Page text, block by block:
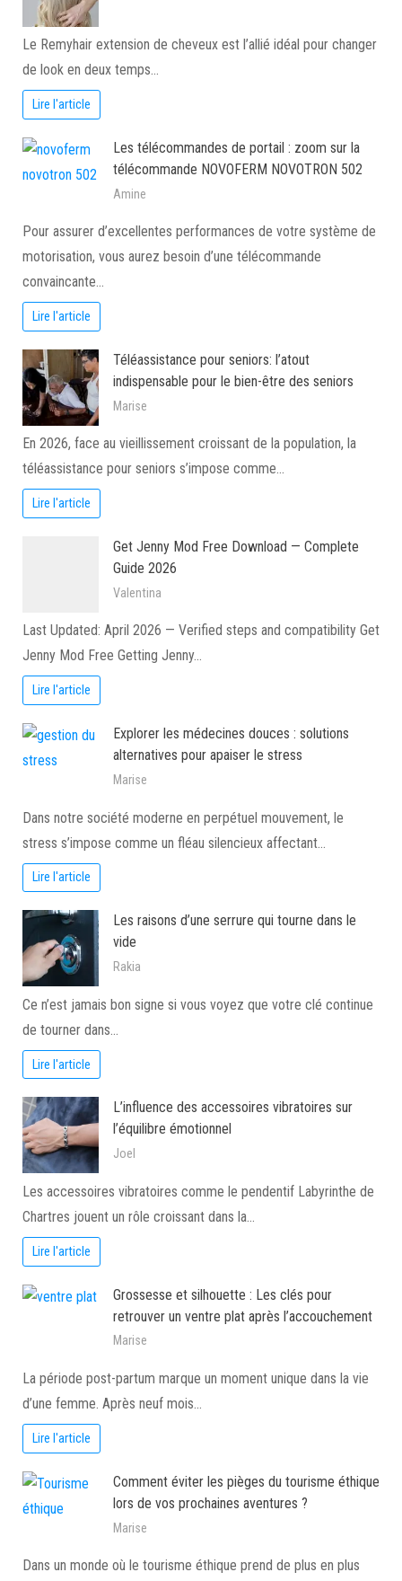
Le Remyhair extension de cheveux est l’allié idéal pour changer
de look en deux temps…
Lire l'article
Les télécommandes de portail : zoom sur la
télécommande NOVOFERM NOVOTRON 502
Amine
Pour assurer d’excellentes performances de votre système de
motorisation, vous aurez besoin d’une télécommande
convaincante…
Lire l'article
Téléassistance pour seniors: l’atout
indispensable pour le bien-être des seniors
Marise
En 2026, face au vieillissement croissant de la population, la
téléassistance pour seniors s’impose comme…
Lire l'article
Get Jenny Mod Free Download — Complete
Guide 2026
Valentina
Last Updated: April 2026 — Verified steps and compatibility Get
Jenny Mod Free Getting Jenny…
Lire l'article
Explorer les médecines douces : solutions
alternatives pour apaiser le stress
Marise
Dans notre société moderne en perpétuel mouvement, le
stress s’impose comme un fléau silencieux affectant…
Lire l'article
Les raisons d’une serrure qui tourne dans le
vide
Rakia
Ce n’est jamais bon signe si vous voyez que votre clé continue
de tourner dans…
Lire l'article
L’influence des accessoires vibratoires sur
l’équilibre émotionnel
Joel
Les accessoires vibratoires comme le pendentif Labyrinthe de
Chartres jouent un rôle croissant dans la…
Lire l'article
Grossesse et silhouette : Les clés pour
retrouver un ventre plat après l’accouchement
Marise
La période post-partum marque un moment unique dans la vie
d’une femme. Après neuf mois…
Lire l'article
Comment éviter les pièges du tourisme éthique
lors de vos prochaines aventures ?
Marise
Dans un monde où le tourisme éthique prend de plus en plus